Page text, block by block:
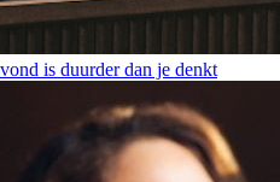
is duurder dan je denkt